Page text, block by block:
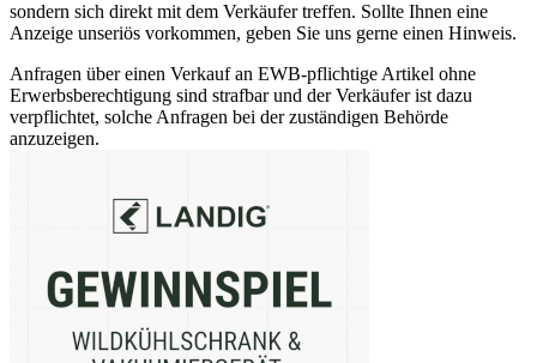
sondern sich direkt mit dem Verkäufer treffen. Sollte Ihnen eine
Anzeige unseriös vorkommen, geben Sie uns gerne einen Hinweis.
Anfragen über einen Verkauf an EWB-pflichtige Artikel ohne
Erwerbsberechtigung sind strafbar und der Verkäufer ist dazu
verpflichtet, solche Anfragen bei der zuständigen Behörde
anzuzeigen.